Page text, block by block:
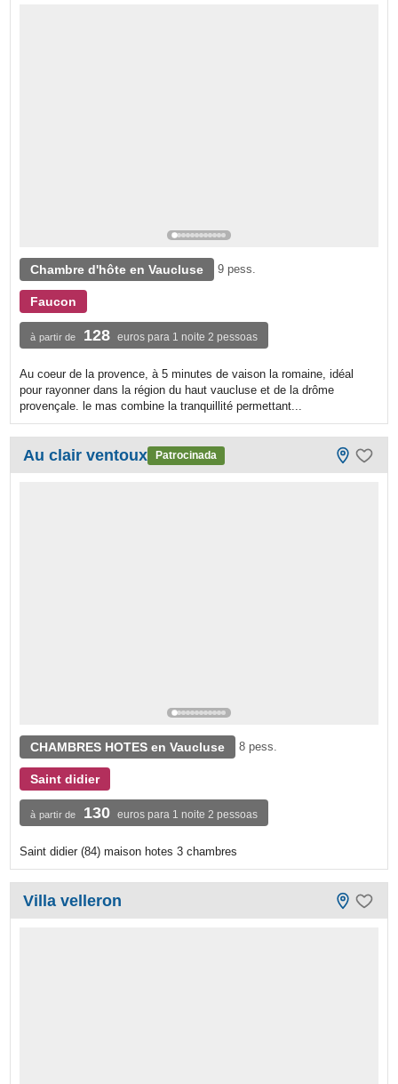
Chambre d'hôte en Vaucluse 9 pess.
Faucon
à partir de 128 euros para 1 noite 2 pessoas
Au coeur de la provence, à 5 minutes de vaison la romaine, idéal
pour rayonner dans la région du haut vaucluse et de la drôme
provençale. le mas combine la tranquillité permettant...
Au clair ventoux Patrocinada
CHAMBRES HOTES en Vaucluse 8 pess.
Saint didier
à partir de 130 euros para 1 noite 2 pessoas
Saint didier (84) maison hotes 3 chambres
Villa velleron